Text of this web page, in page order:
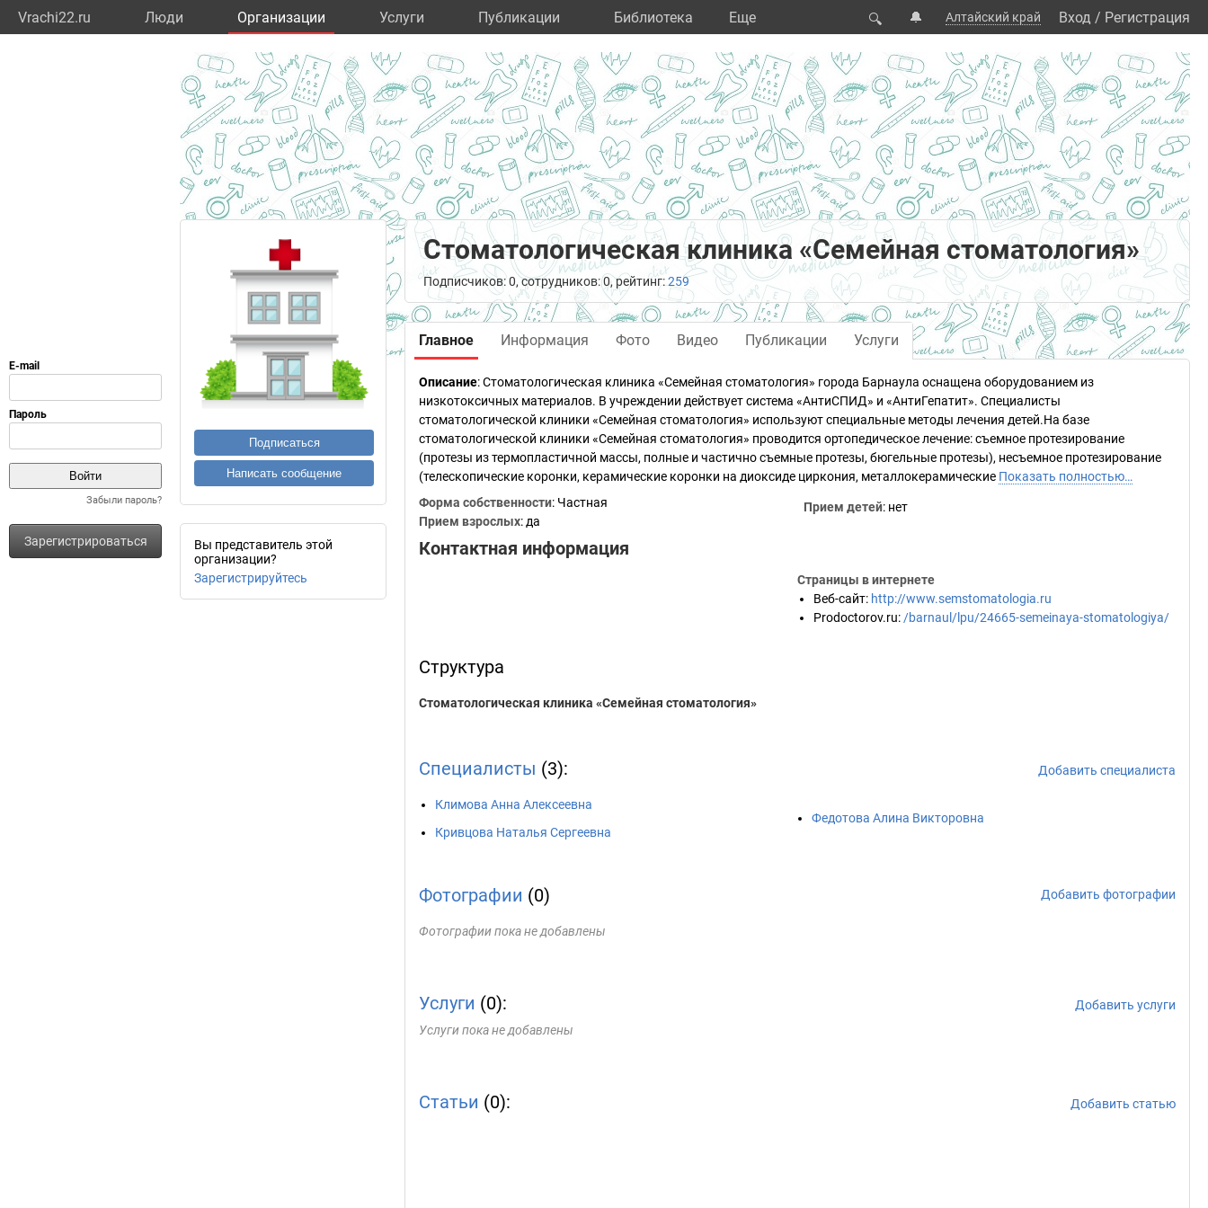
Vrachi22.ru Люди Организации Услуги Публикации Библиотека Eще 🔍 🔔 Алтайский край Вход / Регистрация
Забыли пароль?
Зарегистрироваться
Подписаться
Написать сообщение
Вы представитель этой
организации?
Зарегистрируйтесь
Стоматологическая клиника «Семейная стоматология»
Подписчиков: 0, сотрудников: 0, рейтинг:259
Главное Информация Фото Видео Публикации Услуги
Описание: Стоматологическая клиника «Семейная стоматология» города Барнаула оснащена оборудованием из
низкотоксичных материалов. В учреждении действует система «АнтиСПИД» и «АнтиГепатит». Специалисты
стоматологической клиники «Семейная стоматология» используют специальные методы лечения детей.На базе
стоматологической клиники «Семейная стоматология» проводится ортопедическое лечение: съемное протезирование
(протезы из термопластичной массы, полные и частично съемные протезы, бюгельные протезы), несъемное протезирование
(телескопические коронки, керамические коронки на диоксиде циркония, металлокерамические Показать полностью…
Форма собственности: Частная
Прием взрослых: да
Прием детей: нет
Контактная информация
Страницы в интернете
Веб-сайт: http://www.semstomatologia.ru
Prodoctorov.ru: /barnaul/lpu/24665-semeinaya-stomatologiya/
Структура
Стоматологическая клиника «Семейная стоматология»
Специалисты (3): Добавить специалиста
Климова Анна Алексеевна
Кривцова Наталья Сергеевна
Федотова Алина Викторовна
Фотографии (0) Добавить фотографии
Фотографии пока не добавлены
Услуги (0):
Добавить услуги
Услуги пока не добавлены
Статьи (0): Добавить статью